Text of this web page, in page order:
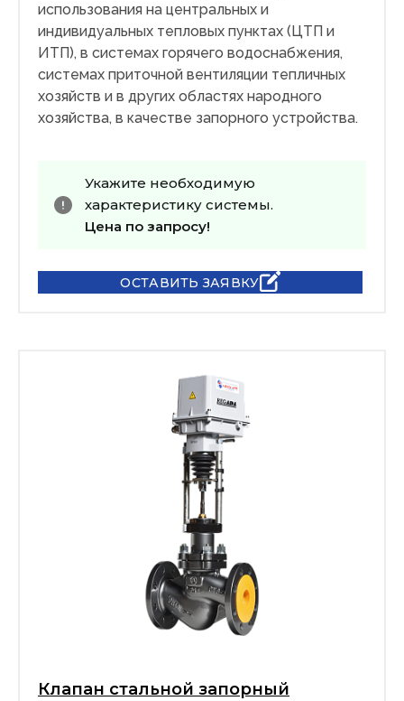
использования на центральных и
индивидуальных тепловых пунктах (ЦТП и
ИТП), в системах горячего водоснабжения,
системах приточной вентиляции тепличных
хозяйств и в других областях народного
хозяйства, в качестве запорного устройства.
Укажите необходимую
характеристику системы.
Цена по запросу!
ОСТАВИТЬ ЗАЯВКУ
Клапан стальной запорный